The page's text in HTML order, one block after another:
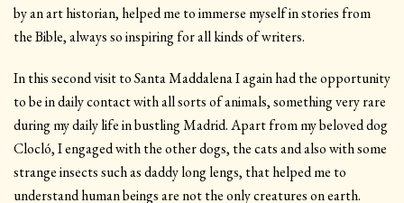
by an art historian, helped me to immerse myself in stories from
the Bible, always so inspiring for all kinds of writers.
In this second visit to Santa Maddalena I again had the opportunity
to be in daily contact with all sorts of animals, something very rare
during my daily life in bustling Madrid. Apart from my beloved dog
Clocló, I engaged with the other dogs, the cats and also with some
strange insects such as daddy long lengs, that helped me to
understand human beings are not the only creatures on earth.